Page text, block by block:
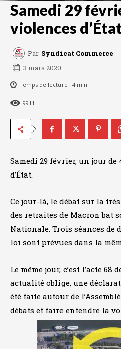
Samedi 29
violences
Par Syndicat Commerce
3 mars 2020
Temps de lecture : 4 min.
9911
Samedi 29 février, un jour de
d’État.
Ce jour-là, le débat sur la
des retraites de Macron bat
Nationale. Trois séances de
loi sont prévues dans la
Le même jour, c’est l’acte 68
actualité oblige, une
été faite autour de
débats et faire entendre la